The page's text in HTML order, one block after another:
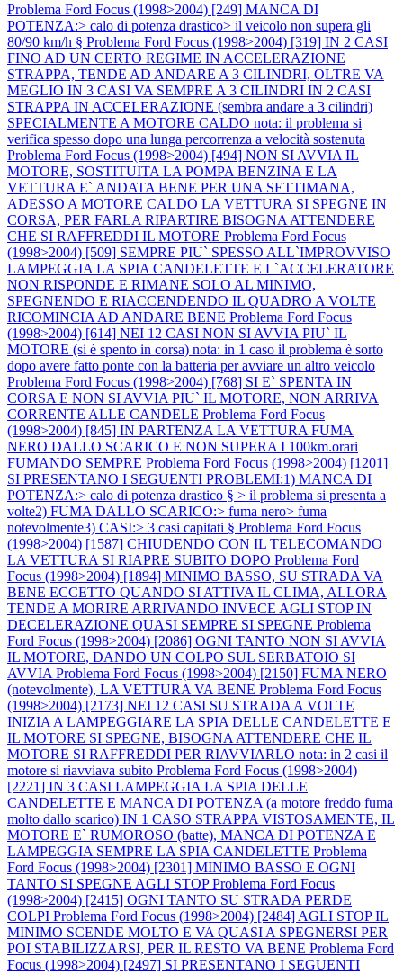
Problema Ford Focus (1998>2004) [249] MANCA DI
POTENZA:> calo di potenza drastico> il veicolo non supera gli
80/90 km/h § Problema Ford Focus (1998>2004) [319] IN 2 CASI
FINO AD UN CERTO REGIME IN ACCELERAZIONE
STRAPPA, TENDE AD ANDARE A 3 CILINDRI, OLTRE VA
MEGLIO IN 3 CASI VA SEMPRE A 3 CILINDRI IN 2 CASI
STRAPPA IN ACCELERAZIONE (sembra andare a 3 cilindri)
SPECIALMENTE A MOTORE CALDO nota: il problema si
verifica spesso dopo una lunga percorrenza a velocità sostenuta
Problema Ford Focus (1998>2004) [494] NON SI AVVIA IL
MOTORE, SOSTITUITA LA POMPA BENZINA E LA
VETTURA E` ANDATA BENE PER UNA SETTIMANA,
ADESSO A MOTORE CALDO LA VETTURA SI SPEGNE IN
CORSA, PER FARLA RIPARTIRE BISOGNA ATTENDERE
CHE SI RAFFREDDI IL MOTORE Problema Ford Focus
(1998>2004) [509] SEMPRE PIU` SPESSO ALL`IMPROVVISO
LAMPEGGIA LA SPIA CANDELETTE E L`ACCELERATORE
NON RISPONDE E RIMANE SOLO AL MINIMO,
SPEGNENDO E RIACCENDENDO IL QUADRO A VOLTE
RICOMINCIA AD ANDARE BENE Problema Ford Focus
(1998>2004) [614] NEI 12 CASI NON SI AVVIA PIU` IL
MOTORE (si è spento in corsa) nota: in 1 caso il problema è sorto
dopo avere fatto ponte con la batteria per avviare un altro veicolo
Problema Ford Focus (1998>2004) [768] SI E` SPENTA IN
CORSA E NON SI AVVIA PIU` IL MOTORE, NON ARRIVA
CORRENTE ALLE CANDELE Problema Ford Focus
(1998>2004) [845] IN PARTENZA LA VETTURA FUMA
NERO DALLO SCARICO E NON SUPERA I 100km.orari
FUMANDO SEMPRE Problema Ford Focus (1998>2004) [1201]
SI PRESENTANO I SEGUENTI PROBLEMI:1) MANCA DI
POTENZA:> calo di potenza drastico § > il problema si presenta a
volte2) FUMA DALLO SCARICO:> fuma nero> fuma
notevolmente3) CASI:> 3 casi capitati § Problema Ford Focus
(1998>2004) [1587] CHIUDENDO CON IL TELECOMANDO
LA VETTURA SI RIAPRE SUBITO DOPO Problema Ford
Focus (1998>2004) [1894] MINIMO BASSO, SU STRADA VA
BENE ECCETTO QUANDO SI ATTIVA IL CLIMA, ALLORA
TENDE A MORIRE ARRIVANDO INVECE AGLI STOP IN
DECELERAZIONE QUASI SEMPRE SI SPEGNE Problema
Ford Focus (1998>2004) [2086] OGNI TANTO NON SI AVVIA
IL MOTORE, DANDO UN COLPO SUL SERBATOIO SI
AVVIA Problema Ford Focus (1998>2004) [2150] FUMA NERO
(notevolmente), LA VETTURA VA BENE Problema Ford Focus
(1998>2004) [2173] NEI 12 CASI SU STRADA A VOLTE
INIZIA A LAMPEGGIARE LA SPIA DELLE CANDELETTE E
IL MOTORE SI SPEGNE, BISOGNA ATTENDERE CHE IL
MOTORE SI RAFFREDDI PER RIAVVIARLO nota: in 2 casi il
motore si riavviava subito Problema Ford Focus (1998>2004)
[2221] IN 3 CASI LAMPEGGIA LA SPIA DELLE
CANDELETTE E MANCA DI POTENZA (a motore freddo fuma
molto dallo scarico) IN 1 CASO STRAPPA VISTOSAMENTE, IL
MOTORE E` RUMOROSO (batte), MANCA DI POTENZA E
LAMPEGGIA SEMPRE LA SPIA CANDELETTE Problema
Ford Focus (1998>2004) [2301] MINIMO BASSO E OGNI
TANTO SI SPEGNE AGLI STOPProblema Ford Focus
(1998>2004) [2415] OGNI TANTO SU STRADA PERDE
COLPI Problema Ford Focus (1998>2004) [2484] AGLI STOP IL
MINIMO SCENDE MOLTO E VA QUASI A SPEGNERSI PER
POI STABILIZZARSI, PER IL RESTO VA BENE Problema Ford
Focus (1998>2004) [2497] SI PRESENTANO I SEGUENTI